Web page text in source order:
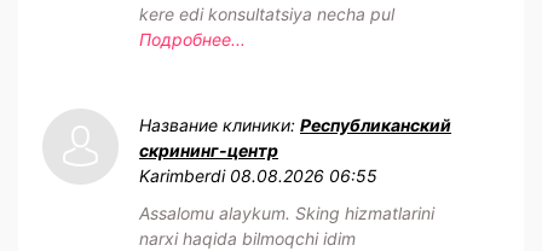
kere edi konsultatsiya necha pul
Подробнее...
Название клиники: Республиканский
скрининг-центр
Karimberdi 08.08.2026 06:55
Assalomu alaykum. Sking hizmatlarini
narxi haqida bilmoqchi idim